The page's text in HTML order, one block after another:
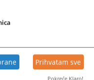
Prihvatam sve